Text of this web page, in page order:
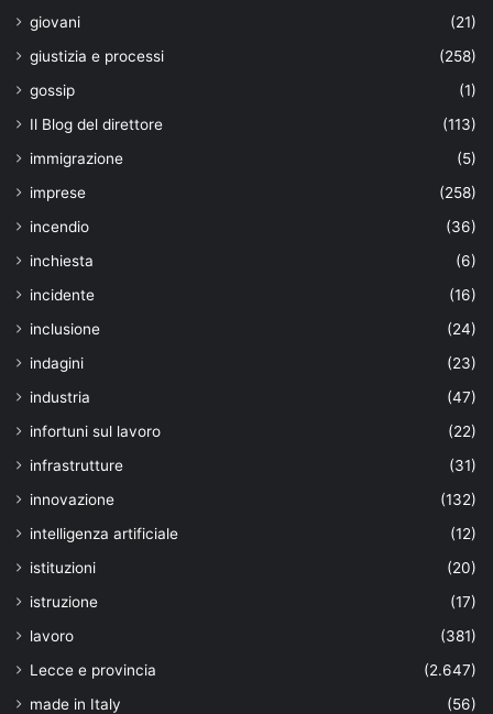
giovani
(21)
giustizia e processi
(258)
gossip
(1)
Il Blog del direttore
(113)
immigrazione
(5)
imprese
(258)
incendio
(36)
inchiesta
(6)
incidente
(16)
inclusione
(24)
indagini
(23)
industria
(47)
infortuni sul lavoro
(22)
infrastrutture
(31)
innovazione
(132)
intelligenza artificiale
(12)
istituzioni
(20)
istruzione
(17)
lavoro
(381)
Lecce e provincia
(2.647)
made in Italy
(56)